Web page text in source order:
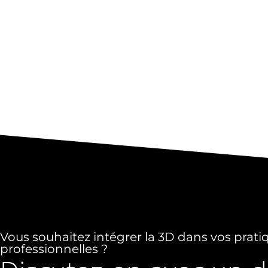
Vous souhaitez intégrer la 3D dans vos
professionnelles ?